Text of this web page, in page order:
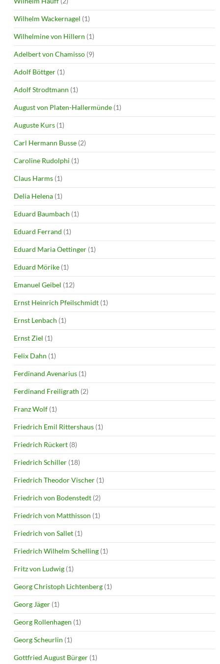
Wilhelm Wackernagel (1)
Wilhelmine von Hillern (1)
Adelbert von Chamisso (9)
Adolf Böttger (1)
Adolf Strodtmann (1)
August von Platen-Hallermünde (1)
Auguste Kurs (1)
Carl Hermann Busse (2)
Caroline Rudolphi (1)
Claus Harms (1)
Delia Helena (1)
Eduard Baumbach (1)
Eduard Ferrand (1)
Eduard Maria Oettinger (1)
Eduard Mörike (1)
Emanuel Geibel (12)
Ernst Heinrich Pfeilschmidt (1)
Ernst Lenbach (1)
Ernst Ziel (1)
Felix Dahn (1)
Ferdinand Avenarius (1)
Ferdinand Freiligrath (2)
Franz Wolf (1)
Friedrich Emil Rittershaus (1)
Friedrich Rückert (8)
Friedrich Schiller (18)
Friedrich Theodor Vischer (1)
Friedrich von Bodenstedt (2)
Friedrich von Matthisson (1)
Friedrich von Sallet (1)
Friedrich Wilhelm Schelling (1)
Fritz von Ludwig (1)
Georg Christoph Lichtenberg (1)
Georg Jäger (1)
Georg Rollenhagen (1)
Georg Scheurlin (1)
Gottfried August Bürger (1)